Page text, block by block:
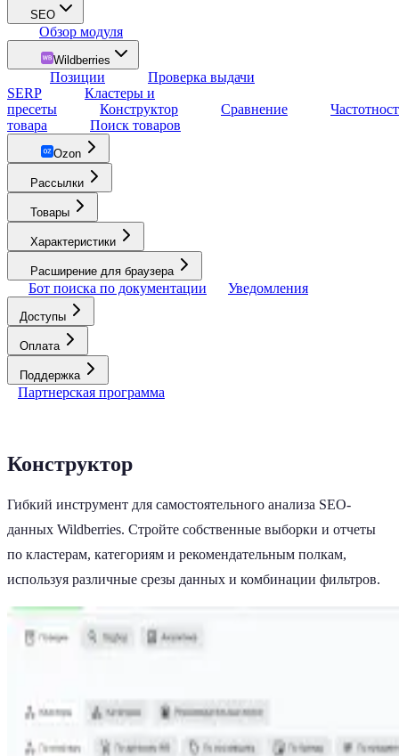
SEO
Обзор модуля
Wildberries
Позиции
Проверка выдачи
SERP
Кластеры и
пресеты
Конструктор Сравнение
товара
Поиск товаров
Ozon
Рассылки
Товары
Характеристики
Расширение для браузера
Бот поиска по документации Уведомления
Доступы
Оплата
Поддержка
Партнерская программа
Конструктор
Гибкий инструмент для самостоятельного анализа SEO-
данных Wildberries. Стройте собственные выборки и отчеты
по кластерам, категориям и рекомендательным полкам,
используя различные срезы данных и комбинации фильтров.